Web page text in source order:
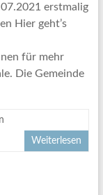
erstmalig
Hier geht’s
für mehr
Die Gemeinde
Weiterlesen